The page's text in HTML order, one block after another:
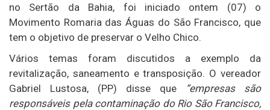
no Sertão da Bahia, foi iniciado ontem (07) o
Movimento Romaria das Águas do São Francisco, que
tem o objetivo de preservar o Velho Chico.
Vários temas foram discutidos a exemplo da
revitalização, saneamento e transposição. O vereador
Gabriel Lustosa, (PP) disse que
“empresas são
responsáveis pela contaminação do Rio São Francisco,